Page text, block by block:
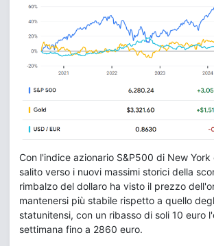
Con l'indice azionario S&P500 di New
salito verso i nuovi massimi storici della
rimbalzo del dollaro ha visto il prezzo
mantenersi più stabile rispetto a quello
statunitensi, con un ribasso di soli 10 euro
settimana fino a 2860 euro.